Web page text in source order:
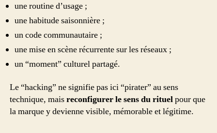
une routine d’usage ;
une habitude saisonnière ;
un code communautaire ;
une mise en scène récurrente sur les réseaux ;
un “moment” culturel partagé.
Le “hacking” ne signifie pas ici “pirater” au sens
technique, maisreconfigurer le sens du rituelpour que
la marque y devienne visible, mémorable et légitime.